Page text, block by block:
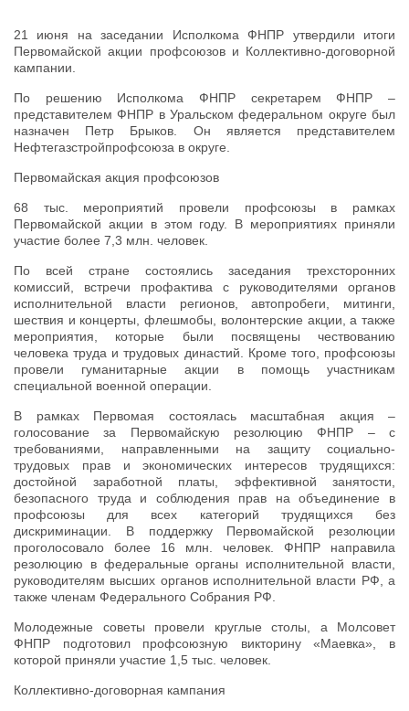
21 июня на заседании Исполкома ФНПР утвердили итоги
Первомайской акции профсоюзов и Коллективно-договорной
кампании.
По решению Исполкома ФНПР секретарем ФНПР –
представителем ФНПР в Уральском федеральном округе был
назначен Петр Брыков. Он является представителем
Нефтегазстройпрофсоюза в округе.
Первомайская акция профсоюзов
68 тыс. мероприятий провели профсоюзы в рамках
Первомайской акции в этом году. В мероприятиях приняли
участие более 7,3 млн. человек.
По всей стране состоялись заседания трехсторонних
комиссий, встречи профактива с руководителями органов
исполнительной власти регионов, автопробеги, митинги,
шествия и концерты, флешмобы, волонтерские акции, а также
мероприятия, которые были посвящены чествованию
человека труда и трудовых династий. Кроме того, профсоюзы
провели гуманитарные акции в помощь участникам
специальной военной операции.
В рамках Первомая состоялась масштабная акция –
голосование за Первомайскую резолюцию ФНПР – с
требованиями, направленными на защиту социально-
трудовых прав и экономических интересов трудящихся:
достойной заработной платы, эффективной занятости,
безопасного труда и соблюдения прав на объединение в
профсоюзы для всех категорий трудящихся без
дискриминации. В поддержку Первомайской резолюции
проголосовало более 16 млн. человек. ФНПР направила
резолюцию в федеральные органы исполнительной власти,
руководителям высших органов исполнительной власти РФ, а
также членам Федерального Собрания РФ.
Молодежные советы провели круглые столы, а Молсовет
ФНПР подготовил профсоюзную викторину «Маевка», в
которой приняли участие 1,5 тыс. человек.
Коллективно-договорная кампания